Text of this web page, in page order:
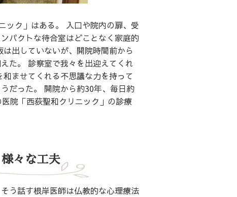
ック」はある。 入口や院内の扉、受
パクトな待合室はどことなく家庭的
出していないが、開院時間前から
た。 診察室で我々を出迎えてくれ
ませてくれる不思議な力を持って
だった。 開院から約30年、毎日約
院「西荻聖和クリニック」の診療
々な工夫
う話す根岸医師は仏教的な心理療法